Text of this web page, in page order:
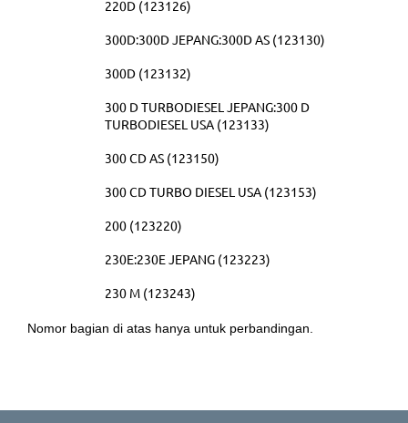
220D (123126)
300D:300D JEPANG:300D AS (123130)
300D (123132)
300 D TURBODIESEL JEPANG:300 D
TURBODIESEL USA (123133)
300 CD AS (123150)
300 CD TURBO DIESEL USA (123153)
200 (123220)
230E:230E JEPANG (123223)
230 M (123243)
Nomor bagian di atas hanya untuk perbandingan.